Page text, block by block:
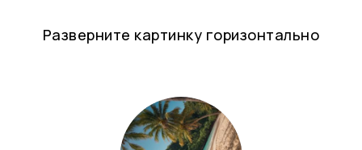
Разверните картинку горизонтально